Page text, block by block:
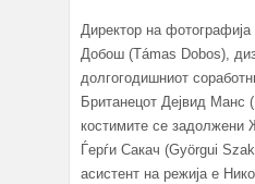
Директор на
Добош (Támas Dobos),
долгогодишниот
Британецот Дејвид Манс
костимите се задолжени
Ѓерѓи Сакач (Györgui
асистент на режија е